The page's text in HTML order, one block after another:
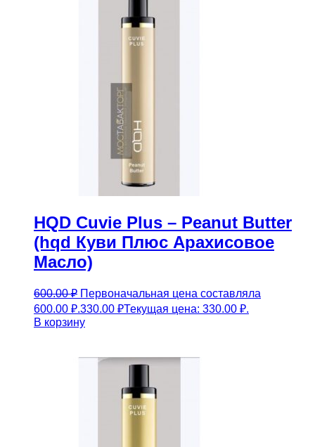
HQD Cuvie Plus – Peanut Butter
(hqd Куви Плюс Арахисовое
Масло)
600.00₽ Первоначальная цена составляла
600.00 ₽.330.00 ₽Текущая цена: 330.00 ₽.
В корзину